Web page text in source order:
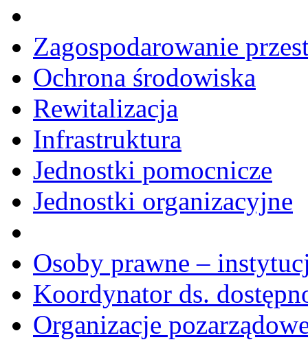
Zagospodarowanie
Ochrona środowiska
Rewitalizacja
Infrastruktura
Jednostki pomocnicze
Jednostki organizacyjne
Osoby prawne –
Koordynator ds.
Organizacje